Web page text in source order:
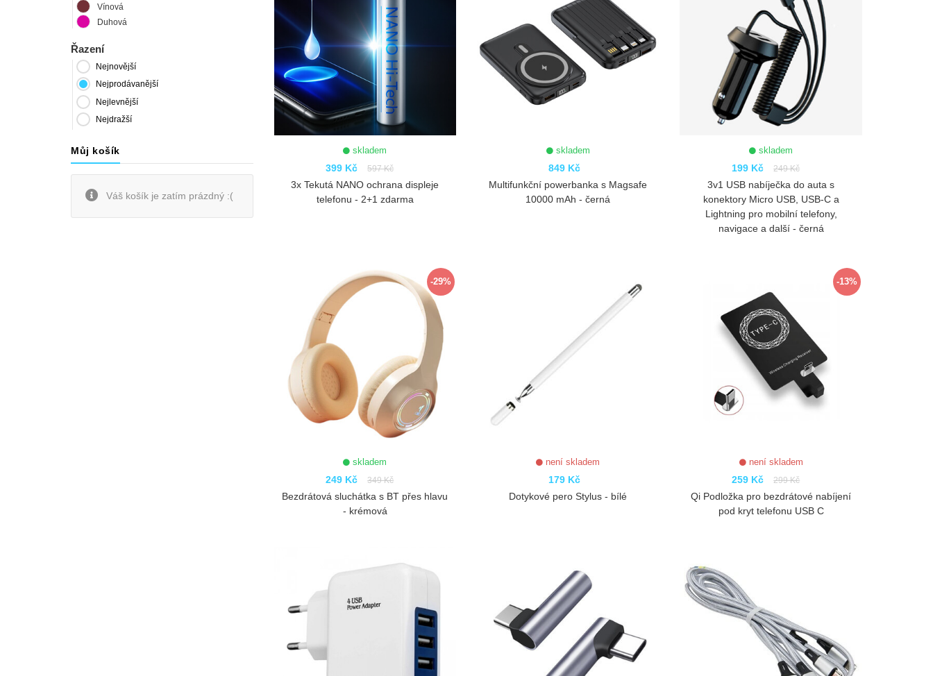
Vínová
Duhová
Řazení
Nejnovější
Nejprodávanější
Nejlevnější
Nejdražší
Můj košík
Váš košík je zatím prázdný :(
skladem
399 Kč 597 Kč
ZOBRAZIT
3x Tekutá NANO ochrana displeje
telefonu - 2+1 zdarma
skladem
849 Kč
Multifunkční powerbanka s Magsafe
10000 mAh - černá
skladem
199 Kč 249 Kč
3v1 USB nabíječka do auta s
konektory Micro USB, USB-C a
Lightning pro mobilní telefony,
navigace a další - černá
-29%
skladem
249 Kč 349 Kč
Bezdrátová sluchátka s BT přes hlavu
- krémová
není skladem
179 Kč
Dotykové pero Stylus - bílé
-13%
není skladem
259 Kč 299 Kč
Qi Podložka pro bezdrátové nabíjení
pod kryt telefonu USB C